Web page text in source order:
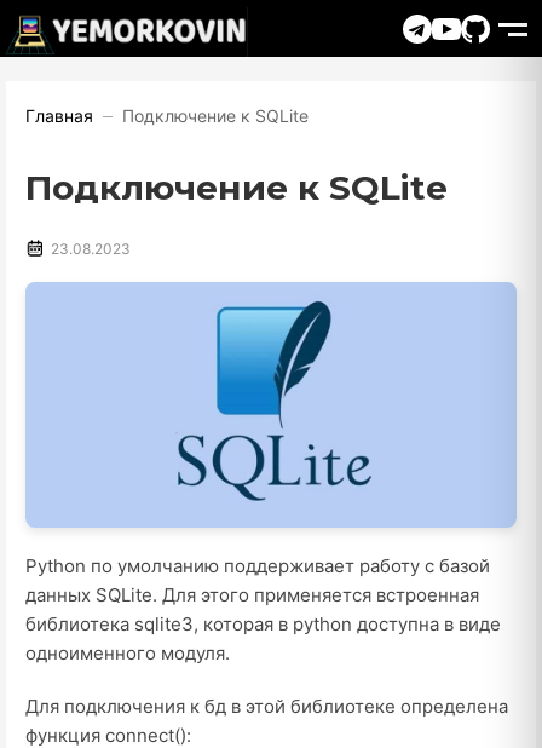
Главная Подключение к SQLite
Подключение к SQLite
23.08.2023
Python по умолчанию поддерживает работу с базой
данных SQLite. Для этого применяется встроенная
библиотека sqlite3, которая в python доступна в виде
одноименного модуля.
Для подключения к бд в этой библиотеке определена
функция connect():